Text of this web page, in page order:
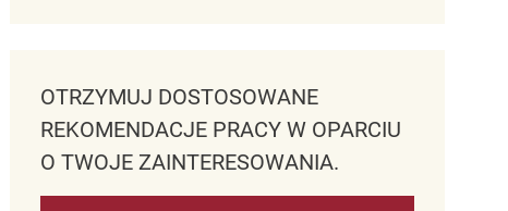
OTRZYMUJ DOSTOSOWANE
REKOMENDACJE PRACY W OPARCIU
O TWOJE ZAINTERESOWANIA.